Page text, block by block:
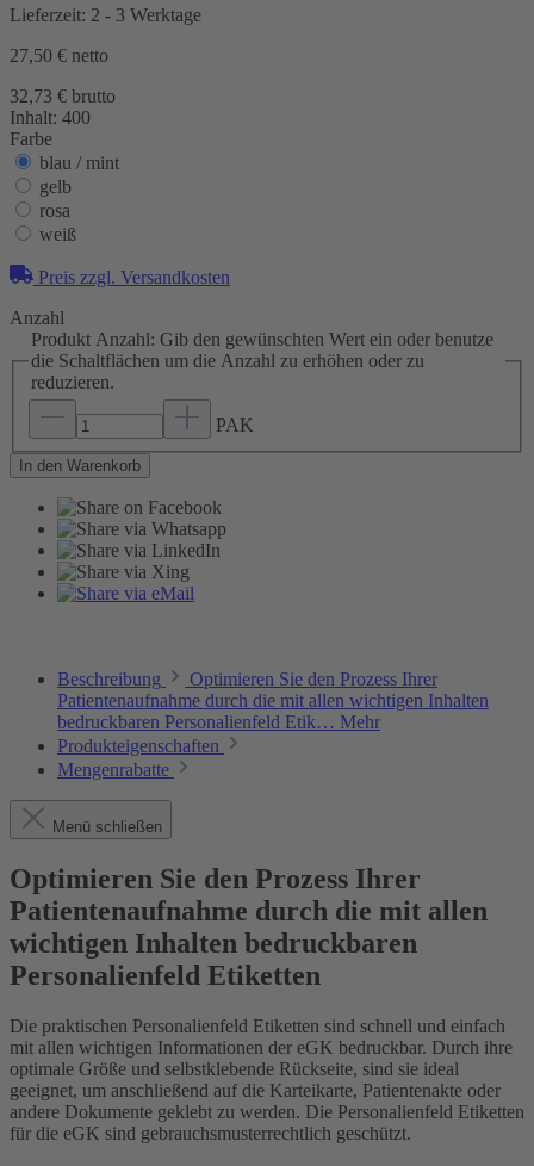
Lieferzeit: 2 - 3 Werktage
27,50 € netto
32,73 € brutto
Inhalt: 400
Farbe
blau / mint
gelb
rosa
weiß
Preis zzgl. Versandkosten
Anzahl
Produkt Anzahl: Gib den gewünschten Wert ein oder benutze
die Schaltflächen um die Anzahl zu erhöhen oder zu
reduzieren.
PAK
In den Warenkorb
Beschreibung
Optimieren Sie den Prozess Ihrer
Patientenaufnahme durch die mit allen wichtigen Inhalten
bedruckbaren Personalienfeld Etik… Mehr
Produkteigenschaften
Mengenrabatte
Menü schließen
Optimieren Sie den Prozess Ihrer
Patientenaufnahme durch die mit allen
wichtigen Inhalten bedruckbaren
Personalienfeld Etiketten
Die praktischen Personalienfeld Etiketten sind schnell und einfach
mit allen wichtigen Informationen der eGK bedruckbar. Durch ihre
optimale Größe und selbstklebende Rückseite, sind sie ideal
geeignet, um anschließend auf die Karteikarte, Patientenakte oder
andere Dokumente geklebt zu werden. Die Personalienfeld Etiketten
für die eGK sind gebrauchsmusterrechtlich geschützt.